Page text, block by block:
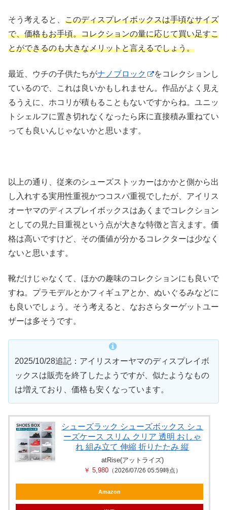
そう考えると、 このディスプレイボックスは手頃なサイズ
で、価格もお手頃。コレクションの量に応じて買い足すこ
とができるのも大きなメリットと言えるでしょう。
最近、ウチの子供たちがナノブロック
をコレクションし
ているので、これは良いかもしれません。作品がよく見え
るうえに、ホコリが積もることもないですからね。ユニッ
トシェルフに置き切れなくなったら床に直接積み重ねてい
っても良いんじゃないかと思います。
以上の通り、従来のシューズストッカーはかかと側から出
し入れする実用性重視かつコスパ重視でしたが、アイリス
オーヤマのディスプレイボックスはあくまでコレクション
としての見た目重視という点が大きな特徴と言えます。価
格は高いですけど、その価値が分かるコレクターは少なく
ないと思います。
靴だけじゃなくて、ほかの趣味のコレクションにも良いで
すね。プラモデルとかフィギュアとか、ぬいぐるみなどに
も良いでしょう。そう考えると、なおさらターゲットユー
ザーは多そうです。
2025/10/28追記：アイリスオーヤマのディスプレイボ
ックスは販売を終了したようですが、似たようなもの
は増えており、価格も安くなっています。
シューズラック シューズボックス シュ
ーズケース スリム クリア 透明 おしゃ
れ 組み立て 伸縮 折りたたみ 縦
atRise(アットライズ)
￥ 5,980（2026/07/26 05:59時点）
Amazon